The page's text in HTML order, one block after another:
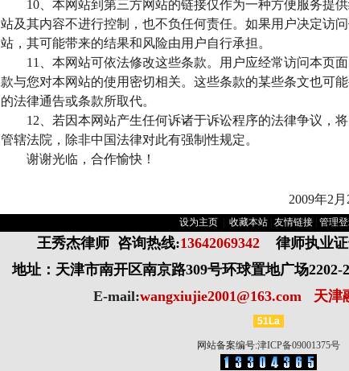
10、本网站到第三方网站的链接仅作为一种方便服务提
站及其内容不进行控制，也不负任何责任。如果用户决定访
站，其可能带来的结果和风险由用户自行承担。
11
、本网站可依法修改这些条款。用户应经常访问本页
款与您对本网站的使用密切相关。这些条款的某些条文也可
的法律通告或条款所取代。
12 、若因本网站产生任何诉诸于诉讼程序的法律争议，
管辖法院，除非中国法律对此有强制性规定。
谢谢光临，合作愉快！
王
2009年2 月
设为主页 收藏本站 友情链接 管理
王秀杰律师 咨询热线:13642069342 律师执业证
地址：天津市南开区南京路309号环球置地广场2202-
E-mail:wangxiujie2001@163.com 天津
51La
网站备案编号:津ICP备09001375号